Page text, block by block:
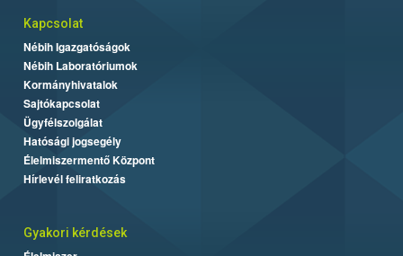
Kapcsolat
Nébih Igazgatóságok
Nébih Laboratóriumok
Kormányhivatalok
Sajtókapcsolat
Ügyfélszolgálat
Hatósági jogsegély
Élelmiszermentő Központ
Hírlevél feliratkozás
Gyakori kérdések